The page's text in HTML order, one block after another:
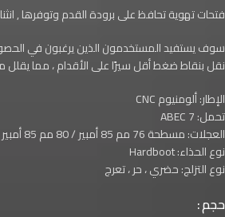
فتحات تهوية تحافظ على برودة القدم وتوفرها ,
سوف يستفيد المستخدمون الذين يرغبون في
نقل بنقاط ضغط أقل سيرًا على الأقدام ، مما يقلل
الإطار: ألومنيوم CNC
تحمل: ABEC 7
العجلات: مسطحة 76 مم 85 أمبير / 80 مم 85 أمبير
نوع الحذاء: Hardboot
نوع التزلج: حضري ، حر ، تعرج
حجم